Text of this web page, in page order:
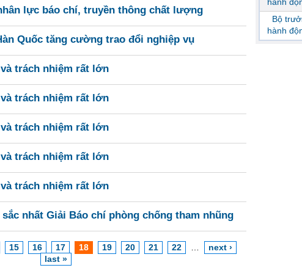
lực báo chí, truyền thông chất lượng
Quốc tăng cường trao đổi nghiệp vụ
trách nhiệm rất lớn
trách nhiệm rất lớn
trách nhiệm rất lớn
trách nhiệm rất lớn
trách nhiệm rất lớn
nhất Giải Báo chí phòng chống tham nhũng
15 16 17 18 19 20 21 22
next ›
last »
Bộ
hành